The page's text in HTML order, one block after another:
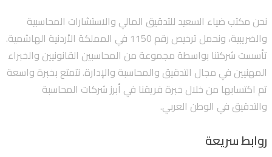
نحن مكتب ضياء السعيد للتدقيق المالي والاستشارات المحاسبية
والضريبية، ونحمل ترخيص رقم 1150 في المملكة الأردنية الهاشمية.
تأسست شركتنا بواسطة مجموعة من المحاسبين القانونيين والخبراء
المهنيين في مجال التدقيق والمحاسبة والإدارة. نتمتع بخبرة واسعة
تم اكتسابها من خلال خبرة فريقنا في أبرز شركات المحاسبة
والتدقيق في الوطن العربي.
روابط سريعة